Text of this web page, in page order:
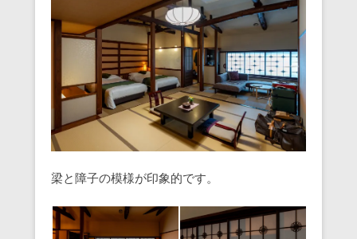
梁と障子の模様が印象的です。